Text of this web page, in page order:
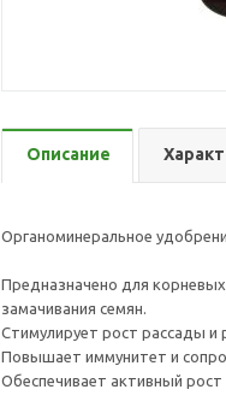
Описание
Органоминеральное
Предназначено для
замачивания семян.
Стимулирует рост рассады
Повышает иммунитет и
Обеспечивает активный